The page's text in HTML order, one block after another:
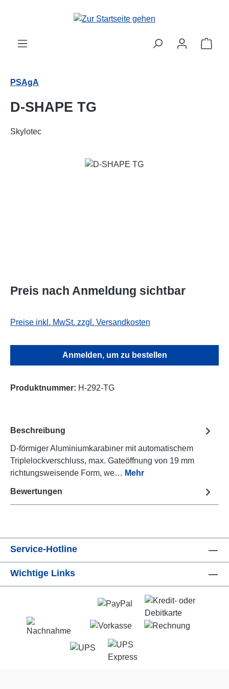
Zum Hauptinhalt springen
PSAgA
D-SHAPE TG
Skylotec
Bildergalerie überspringen
Preis nach Anmeldung sichtbar
Preise inkl. MwSt. zzgl. Versandkosten
Anmelden, um zu bestellen
Produktnummer: H-292-TG
Beschreibung
D-förmiger Aluminiumkarabiner mit automatischem
Triplelockverschluss, max. Gateöffnung von 19 mm
richtungsweisende Form, we… Mehr
Bewertungen
Service-Hotline
Wichtige Links